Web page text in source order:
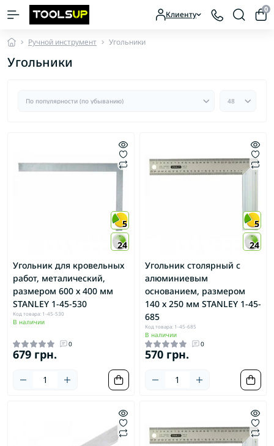
Клиенту 0
Ручной инструмент Угольники
Угольники
5
24
Угольник для кровельных
работ, металический,
размером 600 х 400 мм
STANLEY 1-45-530
Код товара: 1-45-530
В наличии
0
679 грн.
5
24
Угольник столярный с
алюминиевым
основанием, размером
140 х 250 мм STANLEY 1-45-
685
Код товара: 1-45-685
В наличии
0
570 грн.